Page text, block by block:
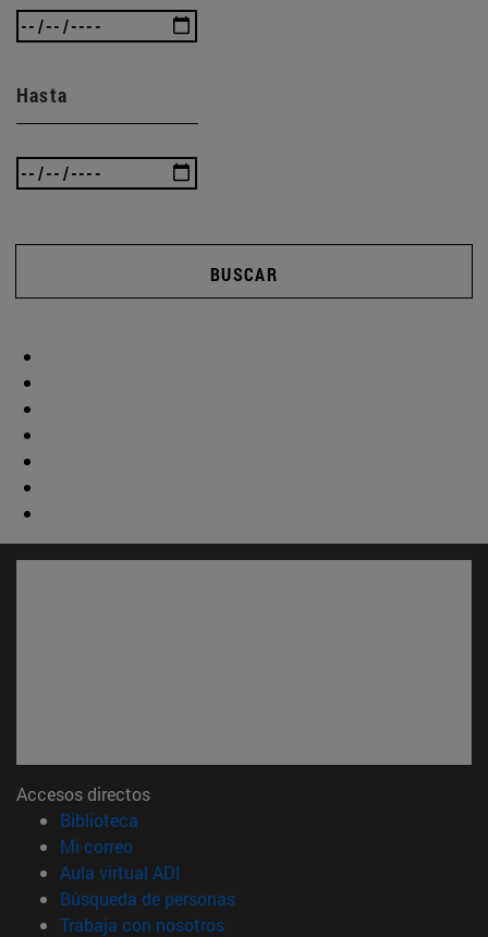
Hasta
BUSCAR
Accesos directos
Biblioteca
Mi correo(abre en nueva ventana)
Aula virtual ADI
Búsqueda de personas(abre en nueva ventana)
Trabaja con nosotros(abre en nueva ventana)